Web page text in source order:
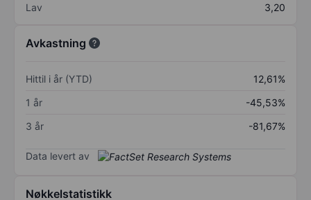
Lav
3,20
Avkastning
Hittil i år (YTD)
12,61%
1 år
-45,53%
3 år
-81,67%
Data levert av
Nøkkelstatistikk